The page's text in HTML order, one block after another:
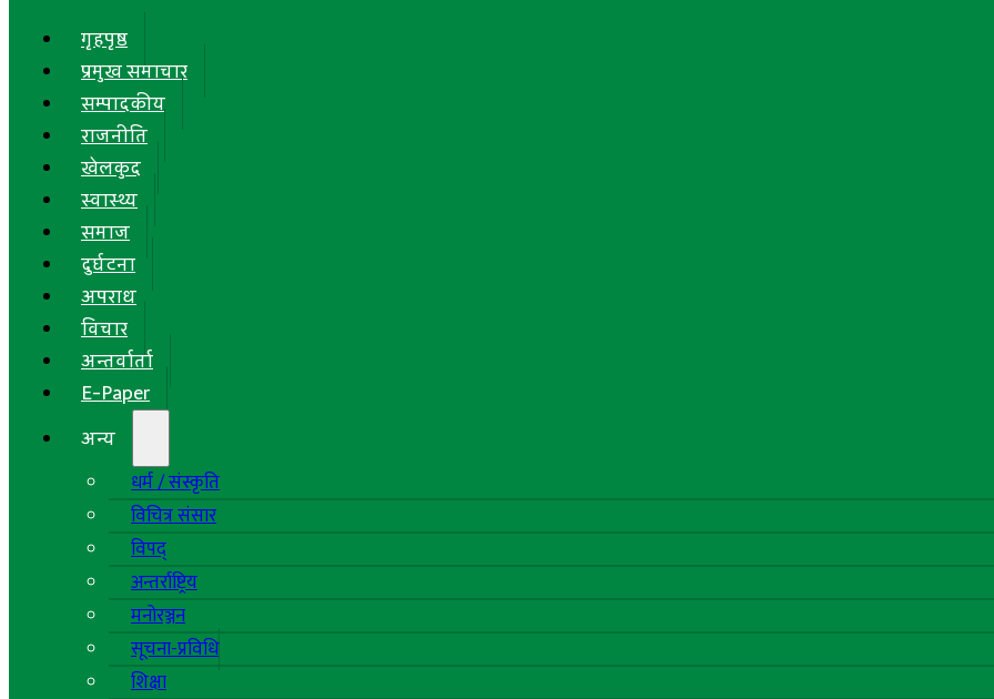
गृहपृष्ठ
प्रमुख समाचार
सम्पादकीय
राजनीति
खेलकुद
स्वास्थ्य
समाज
दुर्घटना
अपराध
विचार
अन्तर्वार्ता
E-Paper
अन्य
धर्म / संस्कृति
विचित्र संसार
विपद्
अन्तर्राष्ट्रिय
मनोरञ्जन
सूचना-प्रविधि
शिक्षा